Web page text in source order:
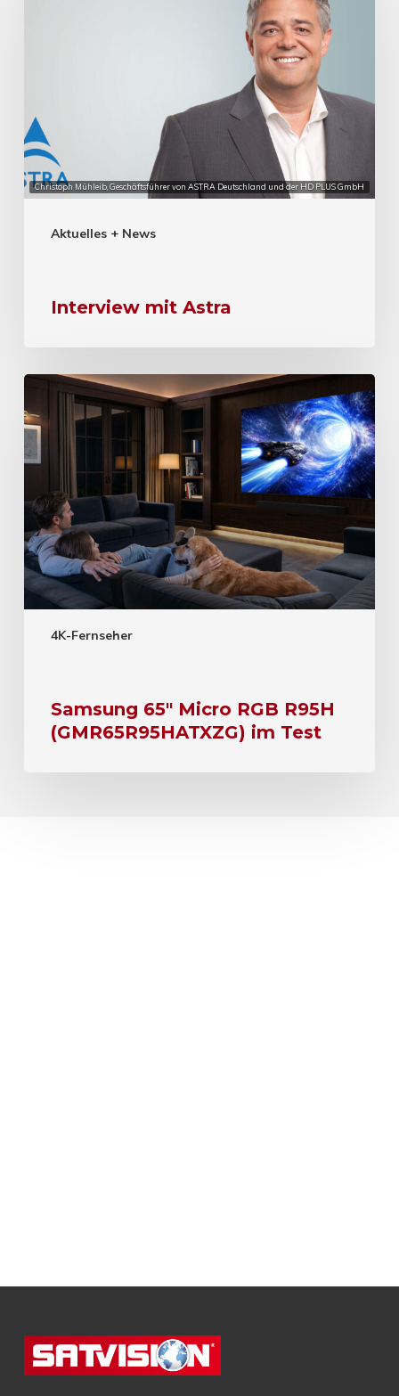
Christoph Mühleib, Geschäftsführer von ASTRA Deutschland und der HD PLUS GmbH
Aktuelles + News
Interview mit Astra
4K-Fernseher
Samsung 65″ Micro RGB R95H
(GMR65R95HATXZG) im Test